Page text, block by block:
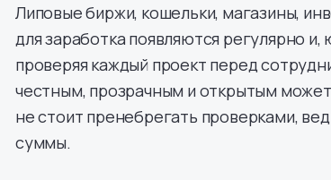
Липовые биржи, кошельки, магазины,
для заработка появляются регулярно
проверяя каждый проект перед
честным, прозрачным и открытым
не стоит пренебрегать проверками,
суммы.